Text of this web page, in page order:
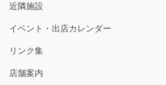
近隣施設
イベント・出店カレンダー
リンク集
店舗案内